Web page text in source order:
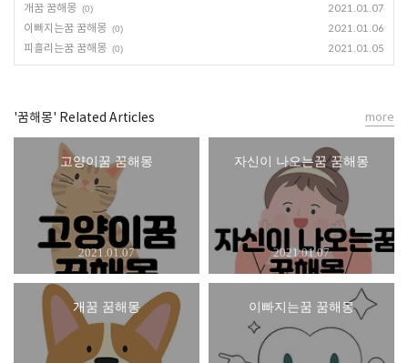
개꿈 꿈해몽 (0) 2021.01.07
이빠지는꿈 꿈해몽 (0) 2021.01.06
피흘리는꿈 꿈해몽 (0) 2021.01.05
'꿈해몽' Related Articles
고양이꿈 꿈해몽
2021.01.07
자신이 나오는꿈 꿈해몽
2021.01.07
개꿈 꿈해몽 이빠지는꿈 꿈해몽
more